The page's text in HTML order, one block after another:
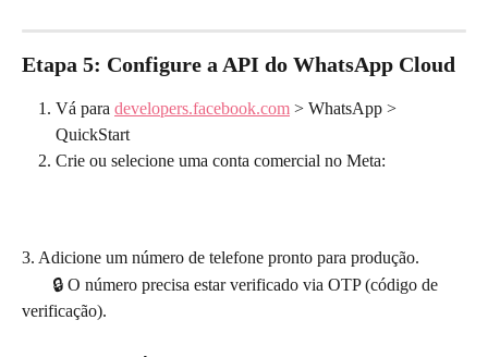
Etapa 5: Configure a API do WhatsApp Cloud
Vá para developers.facebook.com > WhatsApp >
QuickStart
Crie ou selecione uma conta comercial no Meta:
3. Adicione um número de telefone pronto para produção.
verificação).